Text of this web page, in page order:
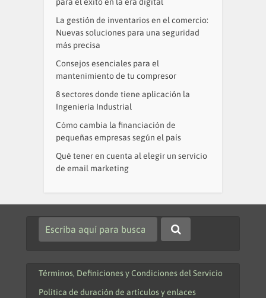
La gestión de inventarios en el comercio:
Nuevas soluciones para una seguridad
más precisa
Consejos esenciales para el
mantenimiento de tu compresor
8 sectores donde tiene aplicación la
Ingeniería Industrial
Cómo cambia la financiación de
pequeñas empresas según el país
Qué tener en cuenta al elegir un servicio
de email marketing
Términos, Definiciones y Condiciones del Servicio
Política de duración de artículos y enlaces